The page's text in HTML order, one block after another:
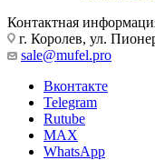
Контактная
г. Королев, ул.
sale@mufel.pro
Вконтакте
Telegram
Rutube
MAX
WhatsApp